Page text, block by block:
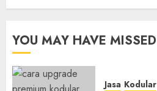
YOU MAY HAVE MISSED
Jasa Kodular